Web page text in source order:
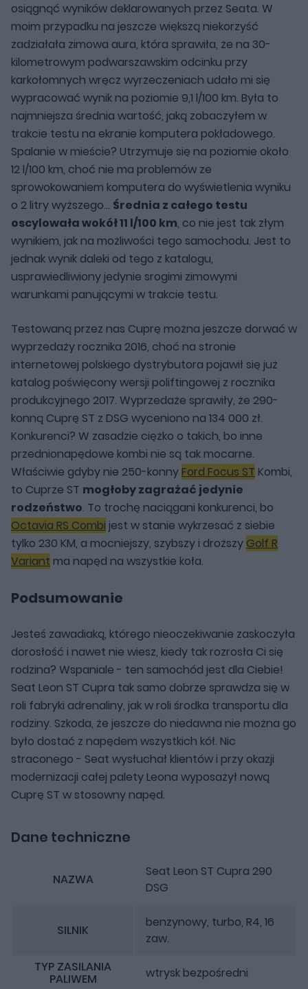
osiągnąć wyników deklarowanych przez Seata. W
moim przypadku na jeszcze większą niekorzyść
zadziałała zimowa aura, która sprawiła, że na 30-
kilometrowym podwarszawskim odcinku przy
karkołomnych wręcz wyrzeczeniach udało mi się
wypracować wynik na poziomie 9,1 l/100 km. Była to
najmniejsza średnia wartość, jaką zobaczyłem w
trakcie testu na ekranie komputera pokładowego.
Spalanie w mieście? Utrzymuje się na poziomie około
12 l/100 km, choć nie ma problemów ze
sprowokowaniem komputera do wyświetlenia wyniku
o 2 litry wyższego… Średnia z całego testu
oscylowała wokół 11 l/100 km, co nie jest tak złym
wynikiem, jak na możliwości tego samochodu. Jest to
jednak wynik daleki od tego z katalogu,
usprawiedliwiony jedynie srogimi zimowymi
warunkami panującymi w trakcie testu.
Testowaną przez nas Cuprę można jeszcze dorwać w
wyprzedaży rocznika 2016, choć na stronie
internetowej polskiego dystrybutora pojawił się już
katalog poświęcony wersji poliftingowej z rocznika
produkcyjnego 2017. Wyprzedaże sprawiły, że 290-
konną Cuprę ST z DSG wyceniono na 134 000 zł.
Konkurenci? W zasadzie ciężko o takich, bo inne
przednionapędowe kombi nie są tak mocarne.
Właściwie gdyby nie 250-konny Ford Focus ST Kombi,
to Cuprze ST mogłoby zagrażać jedynie
rodzeństwo. To trochę naciągani konkurenci, bo
Octavia RS Combi jest w stanie wykrzesać z siebie
tylko 230 KM, a mocniejszy, szybszy i droższy Golf R
Variant ma napęd na wszystkie koła.
Podsumowanie
Jesteś zawadiaką, którego nieoczekiwanie zaskoczyła
dorosłość i nawet nie wiesz, kiedy tak rozrosła Ci się
rodzina? Wspaniale - ten samochód jest dla Ciebie!
Seat Leon ST Cupra tak samo dobrze sprawdza się w
roli fabryki adrenaliny, jak w roli środka transportu dla
rodziny. Szkoda, że jeszcze do niedawna nie można go
było dostać z napędem wszystkich kół. Nic
straconego - Seat wysłuchał klientów i przy okazji
modernizacji całej palety Leona wyposażył nową
Cuprę ST w stosowny napęd.
Dane techniczne
NAZWA
Seat Leon ST Cupra 290
DSG
SILNIK
benzynowy, turbo, R4, 16
zaw.
TYP ZASILANIA
PALIWEM wtrysk bezpośredni